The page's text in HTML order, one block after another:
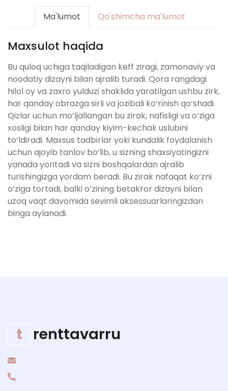
Ma'lumot Qo'shimcha ma'lumot
Maxsulot haqida
Bu quloq uchiga taqiladigan keff ziragi, zamonaviy va
noodatiy dizayni bilan ajralib turadi. Qora rangdagi
hilol oy va zaxro yulduzi shaklida yaratilgan ushbu zirk,
har qanday obrazga sirli va jozibali ko‘rinish qo‘shadi.
Qizlar uchun mo‘ljallangan bu zirak, nafisligi va o‘ziga
xosligi bilan har qanday kiyim-kechak uslubini
to‘ldiradi. Maxsus tadbirlar yoki kundalik foydalanish
uchun ajoyib tanlov bo‘lib, u sizning shaxsiyatingizni
yanada yoritadi va sizni boshqalardan ajralib
turishingizga yordam beradi. Bu zirak nafaqat ko‘zni
o‘ziga tortadi, balki o‘zining betakror dizayni bilan
uzoq vaqt davomida sevimli aksessuarlaringizdan
biriga aylanadi.
t renttavarru